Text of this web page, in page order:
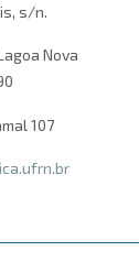
s/n.
Nova
107